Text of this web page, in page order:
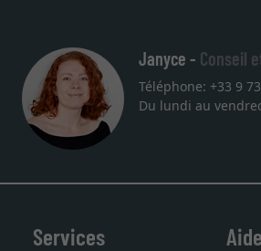
Janyce - Conseil
Téléphone: +33 9
Du lundi au
Services Aide